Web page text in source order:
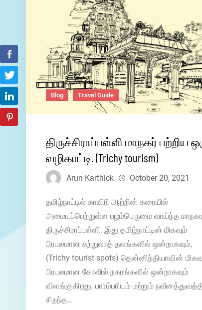
Blog Travel Guide
திருச்சிராப்பள்ளி மாநகர் பற்றிய
வழிகாட்டி. (Trichy tourism)
Arun Karthick October 20, 2021
தமிழ்நாட்டில் காவிரி ஆற்றின் கரையில்
அமையப்பெற்றுள்ள பழம்பெருமை வாய்ந்த
திருச்சிராப்பள்ளி. இது தமிழ்நாட்டின் மிகவும்
பிரபலமான சுற்றுலாத் தலங்களில் ஒன்றாகவும்,
(Trichy tourist spots) தென்னிந்தியாவின்
பிரபலமான கோவில் நகரங்களில் ஒன்றாகவும்
விளங்குகிறது. பாரம்பரியம் மற்றும்
சிறந்த…